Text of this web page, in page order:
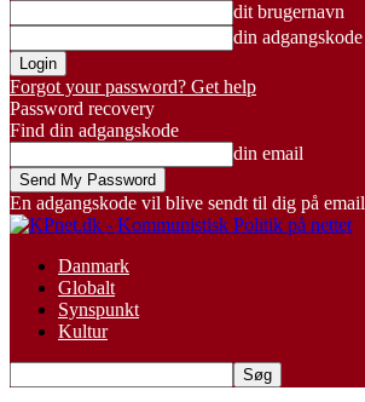
dit brugernavn
din adgangskode
Forgot your password? Get help
Password recovery
Find din adgangskode
din email
En adgangskode vil blive sendt til dig på email
Danmark
Globalt
Synspunkt
Kultur